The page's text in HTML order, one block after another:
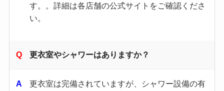
す。。詳細は各店舗の公式サイトをご確認くださ
い。 ​
更衣室やシャワーはありますか？
更衣室は完備されていますが、シャワー設備の有